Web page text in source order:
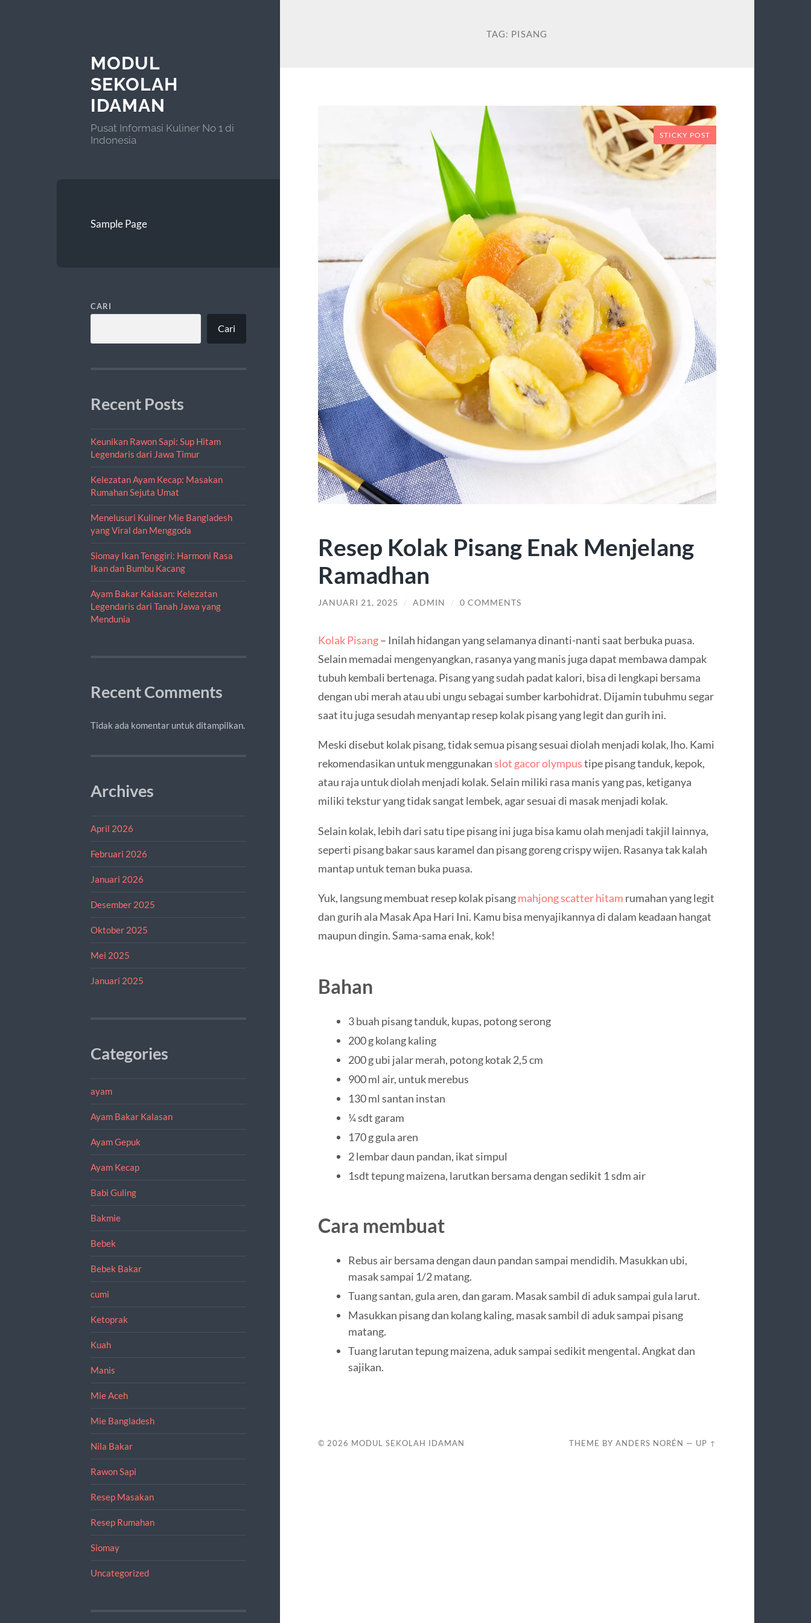
MODUL
SEKOLAH
IDAMAN
Pusat Informasi Kuliner No 1 di
Indonesia
Sample Page
CARI
Cari
Recent Posts
Keunikan Rawon Sapi: Sup Hitam
Legendaris dari Jawa Timur
Kelezatan Ayam Kecap: Masakan
Rumahan Sejuta Umat
Menelusuri Kuliner Mie Bangladesh
yang Viral dan Menggoda
Siomay Ikan Tenggiri: Harmoni Rasa
Ikan dan Bumbu Kacang
Ayam Bakar Kalasan: Kelezatan
Legendaris dari Tanah Jawa yang
Mendunia
Recent Comments
Tidak ada komentar untuk ditampilkan.
Archives
April 2026
Februari 2026
Januari 2026
Desember 2025
Oktober 2025
Mei 2025
Januari 2025
Categories
ayam
Ayam Bakar Kalasan
Ayam Gepuk
Ayam Kecap
Babi Guling
Bakmie
Bebek
Bebek Bakar
cumi
Ketoprak
Kuah
Manis
Mie Aceh
Mie Bangladesh
Nila Bakar
Rawon Sapi
Resep Masakan
Resep Rumahan
Siomay
Uncategorized
TAG: PISANG
STICKY POST
Resep Kolak Pisang Enak Menjelang
Ramadhan
JANUARI 21, 2025 / ADMIN / 0 COMMENTS
Kolak Pisang– Inilah hidangan yang selamanya dinanti-nanti saat berbuka puasa.
Selain memadai mengenyangkan, rasanya yang manis juga dapat membawa dampak
tubuh kembali bertenaga. Pisang yang sudah padat kalori, bisa di lengkapi bersama
dengan ubi merah atau ubi ungu sebagai sumber karbohidrat. Dijamin tubuhmu segar
saat itu juga sesudah menyantap resep kolak pisang yang legit dan gurih ini.
Meski disebut kolak pisang, tidak semua pisang sesuai diolah menjadi kolak, lho. Kami
rekomendasikan untuk menggunakanslot gacor olympustipe pisang tanduk, kepok,
atau raja untuk diolah menjadi kolak. Selain miliki rasa manis yang pas, ketiganya
miliki tekstur yang tidak sangat lembek, agar sesuai di masak menjadi kolak.
Selain kolak, lebih dari satu tipe pisang ini juga bisa kamu olah menjadi takjil lainnya,
seperti pisang bakar saus karamel dan pisang goreng crispy wijen. Rasanya tak kalah
mantap untuk teman buka puasa.
Yuk, langsung membuat resep kolak pisangmahjong scatter hitam rumahan yang legit
dan gurih ala Masak Apa Hari Ini. Kamu bisa menyajikannya di dalam keadaan hangat
maupun dingin. Sama-sama enak, kok!
Bahan
3 buah pisang tanduk, kupas, potong serong
200 g kolang kaling
200 g ubi jalar merah, potong kotak 2,5 cm
900 ml air, untuk merebus
130 ml santan instan
¼ sdt garam
170 g gula aren
2 lembar daun pandan, ikat simpul
1sdt tepung maizena, larutkan bersama dengan sedikit 1 sdm air
Cara membuat
Rebus air bersama dengan daun pandan sampai mendidih. Masukkan ubi,
masak sampai 1/2 matang.
Tuang santan, gula aren, dan garam. Masak sambil di aduk sampai gula larut.
Masukkan pisang dan kolang kaling, masak sambil di aduk sampai pisang
matang.
Tuang larutan tepung maizena, aduk sampai sedikit mengental. Angkat dan
sajikan.
© 2026 MODUL SEKOLAH IDAMAN THEME BYANDERS NORÉN — UP ↑